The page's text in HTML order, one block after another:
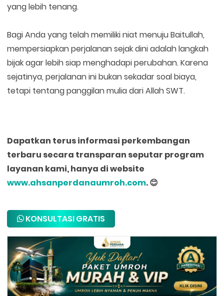
yang lebih tenang.
Bagi Anda yang telah memiliki niat menuju Baitullah,
mempersiapkan perjalanan sejak dini adalah langkah
bijak agar lebih siap menghadapi perubahan. Karena
sejatinya, perjalanan ini bukan sekadar soal biaya,
tetapi tentang panggilan mulia dari Allah SWT.
Dapatkan terus informasi perkembangan
terbaru secara transparan seputar program
layanan kami, hanya di website
www.ahsanperdanaumroh.com. 😊
KONSULTASI GRATIS